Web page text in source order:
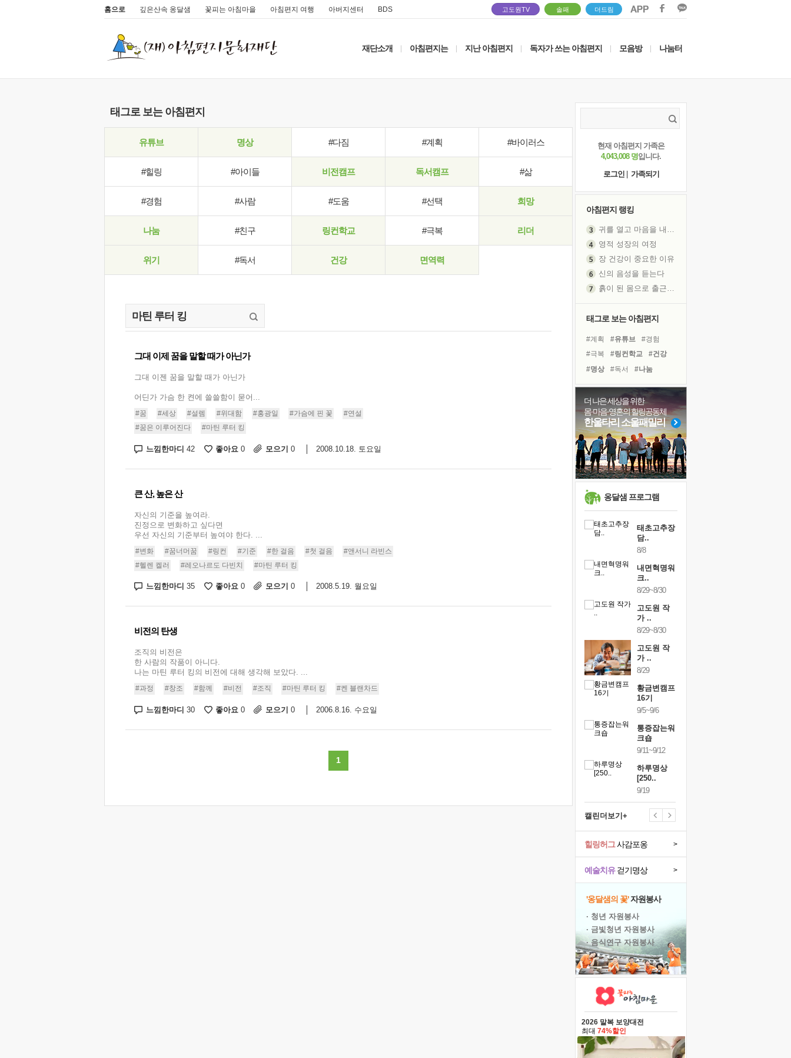
홈으로 깊은산속 옹달샘 꽃피는 아침마을 아침편지 여행 아버지센터 BDS 고도원TV 솔패 더드림
재단소개 아침편지는 지난 아침편지 독자가 쓰는 아침편지 모음방 나눔터
태그로 보는 아침편지
유튜브 명상 #다짐 #계획 #바이러스
#힐링 #아이들 비전캠프 독서캠프 #삶
#경험 #사람 #도움 #선택 희망
나눔 #친구 링컨학교 #극복 리더
위기 #독서 건강 면역력
그대 이제 꿈을 말할 때가 아닌가
그대 이젠 꿈을 말할 때가 아닌가
어딘가 가슴 한 켠에 쓸쓸함이 묻어...
#꿈 #세상 #설렘 #위대함 #홍광일 #가슴에 핀 꽃
#연설
#꿈은 이루어진다
#마틴 루터 킹
느낌한마디 42 좋아요 0 모으기 0 2008.10.18. 토요일
큰 산, 높은 산
자신의 기준을 높여라.
진정으로 변화하고 싶다면
우선 자신의 기준부터 높여야 한다. ...
#변화 #꿈너머꿈 #링컨 #기준 #한 걸음 #첫 걸음
#앤서니 라빈스
#헬렌 켈러
#레오나르도 다빈치 #마틴 루터 킹
느낌한마디 35 좋아요 0 모으기 0 2008.5.19. 월요일
비전의 탄생
조직의 비전은
한 사람의 작품이 아니다.
나는 마틴 루터 킹의 비전에 대해 생각해 보았다. ...
#과정 #창조 #함께 #비전 #조직 #마틴 루터 킹 #켄 블랜차드
느낌한마디 30 좋아요 0 모으기 0 2006.8.16. 수요일
1
현재 아침편지 가족은
4,043,008 명입니다.
로그인
가족되기
아침편지 랭킹
귀를 열고 마음을 내어주고
영적 성장의 여정
장 건강이 중요한 이유
신의 음성을 듣는다
흙이 된 몸으로 출근하는 여자
졸업식 사진을 보며
아픈 아버지를 위한 공간 설계
극심한 변비, 어깨결림, 수면 장애
보고 싶은 어머니
유년 시절의 부산 영도 바다
못된 꼰대들
거울 속의 나
희망이란
'모른다'는 것
태그로 보는 아침편지
#계획 #유튜브
#경험
#극복
#링컨학교
#건강
#명상
#독서
#나눔
#아이들
#비전캠프
#위기
#삶
#바이러스
#도움
#다짐
#사람
#선택
#친구
#희망
#독서캠프
더 나은 세상을 위한
몸·마음·영혼의 힐링공동체
한울타리 소울패밀리
옹달샘 프로그램
내면혁명워
내면혁명워
태초고추장
담..
8/8
내면혁명워
크..
8/29~8/30
고도원 작
가 ..
8/29~8/30
고도원 작
가 ..
8/29
황금변캠프
16기
9/5~9/6
통증잡는워
크숍
9/11~9/12
하루명상
[250..
9/19
캘린더보기+
예술치유걷기명상 >
힐링허그사감포옹 >
'옹달샘의 꽃'자원봉사
· 청년 자원봉사
· 금빛청년 자원봉사
· 음식연구 자원봉사
2026 말복 보양대전
최대 74%할인